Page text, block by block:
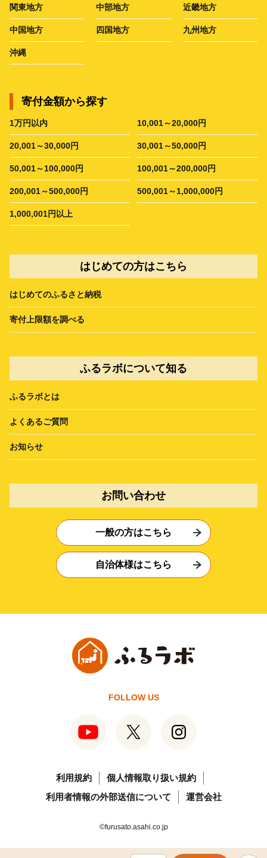
関東地方 中部地方 近畿地方
中国地方 四国地方 九州地方
沖縄
寄付金額から探す
1万円以内 10,001～20,000円
20,001～30,000円 30,001～50,000円
50,001～100,000円 100,001～200,000円
200,001～500,000円 500,001～1,000,000円
1,000,001円以上
はじめての方はこちら
はじめてのふるさと納税
寄付上限額を調べる
ふるラボについて知る
ふるラボとは
よくあるご質問
お知らせ
お問い合わせ
一般の方はこちら
自治体様はこちら
FOLLOW US
利用規約
個人情報取り扱い規約
利用者情報の外部送信について
運営会社
©furusato.asahi.co.jp